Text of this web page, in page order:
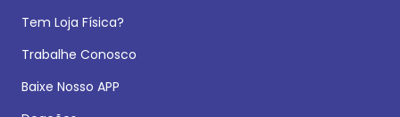
Tem Loja Física?
Trabalhe Conosco
Baixe Nosso APP